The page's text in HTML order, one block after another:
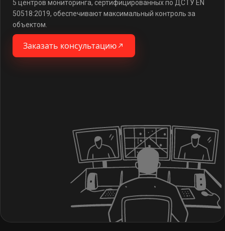
5 центров мониторинга, сертифицированных по ДСТУ EN
50518:2019, обеспечивают максимальный контроль за
объектом.
Заказать консультацию